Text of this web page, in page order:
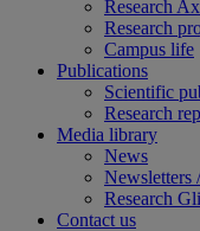
Research
Research
Campus life
Publications
Scientific
Research
Media library
News
Newsletters
Research
Contact us